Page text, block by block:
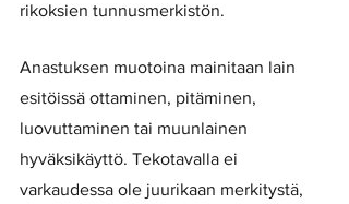
rikoksien tunnusmerkistön.
Anastuksen muotoina mainitaan lain
esitöissä ottaminen, pitäminen,
luovuttaminen tai muunlainen
hyväksikäyttö. Tekotavalla ei
varkaudessa ole juurikaan merkitystä,